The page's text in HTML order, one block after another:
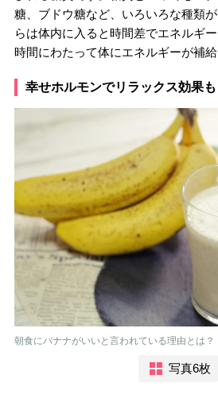
糖、ブドウ糖など、いろいろな種類
らは体内に入ると時間差でエネルギ
時間にわたって体にエネルギーが補給
幸せホルモンでリラックス効果も
朝食にバナナがいいと言われている理由とは？
写真6枚